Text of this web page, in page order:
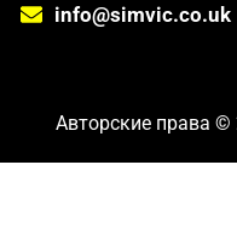
info@simvic.co.uk
Авторские права